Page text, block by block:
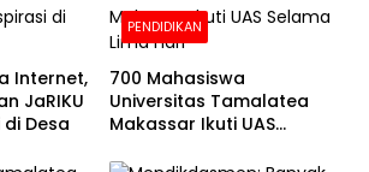
Internet,
JaRIKU
Desa
PENDIDIKAN
700 Mahasiswa
Universitas Tamalatea
Makassar Ikuti UAS